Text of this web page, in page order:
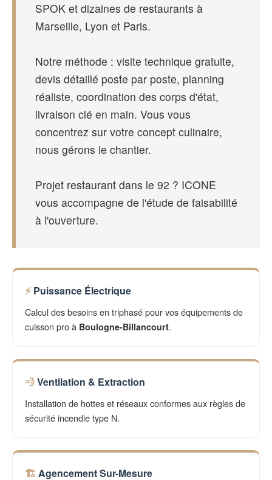
SPOK et dizaines de restaurants à
Marseille, Lyon et Paris.
Notre méthode : visite technique gratuite,
devis détaillé poste par poste, planning
réaliste, coordination des corps d'état,
livraison clé en main. Vous vous
concentrez sur votre concept culinaire,
nous gérons le chantier.
Projet restaurant dans le 92 ? ICONE
vous accompagne de l'étude de faisabilité
à l'ouverture.
Puissance Électrique
Calcul des besoins en triphasé pour vos équipements de
cuisson pro à Boulogne-Billancourt.
Ventilation & Extraction
Installation de hottes et réseaux conformes aux règles de
sécurité incendie type N.
Agencement Sur-Mesure